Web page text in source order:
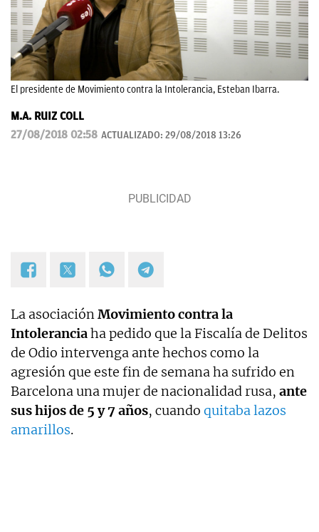
El presidente de Movimiento contra la Intolerancia, Esteban Ibarra.
M.A. RUIZ COLL
27/08/2018 02:58 ACTUALIZADO: 29/08/2018 13:26
La asociación Movimiento contra la
Intoleranciaha pedido que la Fiscalía de Delitos
de Odio intervenga ante hechos como la
agresión que este fin de semana ha sufrido en
Barcelona una mujer de nacionalidad rusa, ante
sus hijos de 5 y 7 años, cuando quitaba lazos
amarillos.